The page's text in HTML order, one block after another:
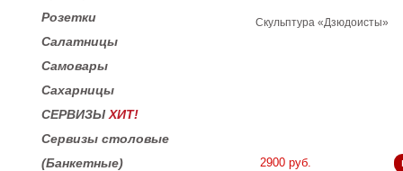
Розетки
Салатницы
Самовары
Сахарницы
СЕРВИЗЫ ХИТ!
Сервизы столовые
(Банкетные)
Скульптура «Дзюдоисты»
2900 руб.